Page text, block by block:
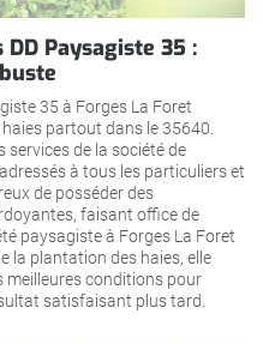
Paysagiste 35 :
35 à Forges La Foret
partout dans le 35640.
services de la société de
à tous les particuliers et
de posséder des
faisant office de
paysagiste à Forges La Foret
la plantation des haies, elle
meilleures conditions pour
satisfaisant plus tard.